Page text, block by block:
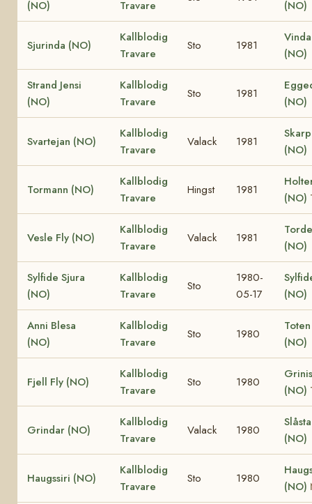
(NO)
Travare
(NO)
Sjurinda (NO)
Kallblodig
Travare
Sto 1981
(NO)
Strand Jensi
(NO)
Kallblodig
Travare
Sto 1981
(NO)
Svartejan (NO)
Kallblodig
Travare
Valack 1981
(NO)
Tormann (NO)
Kallblodig
Travare
Hingst 1981
(NO)
Vesle Fly (NO)
Kallblodig
Travare
Valack 1981
(NO)
Sylfide Sjura
(NO)
Kallblodig
Travare
Sto
1980-
05-17
(NO)
Anni Blesa
(NO)
Kallblodig
Travare
Sto 1980
(NO)
Fjell Fly (NO)
Kallblodig
Travare
Sto 1980
(NO)
Grindar (NO)
Kallblodig
Travare
Valack 1980
(NO)
Haugssiri (NO)
Kallblodig
Travare
Sto 1980
(NO)